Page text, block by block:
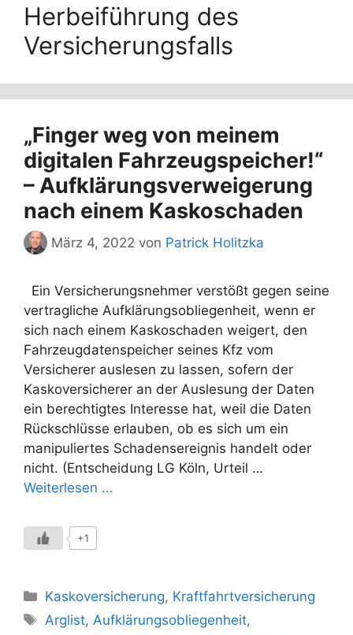
Herbeiführung des
Versicherungsfalls
„Finger weg von meinem
digitalen Fahrzeugspeicher!“
– Aufklärungsverweigerung
nach einem Kaskoschaden
März 4, 2022 von Patrick Holitzka
Ein Versicherungsnehmer verstößt gegen seine
vertragliche Aufklärungsobliegenheit, wenn er
sich nach einem Kaskoschaden weigert, den
Fahrzeugdatenspeicher seines Kfz vom
Versicherer auslesen zu lassen, sofern der
Kaskoversicherer an der Auslesung der Daten
ein berechtigtes Interesse hat, weil die Daten
Rückschlüsse erlauben, ob es sich um ein
manipuliertes Schadensereignis handelt oder
nicht. (Entscheidung LG Köln, Urteil …
Weiterlesen …
+1
Kategorien
Kaskoversicherung, Kraftfahrtversicherung
Schlagwörter
Arglist,Aufklärungsobliegenheit,